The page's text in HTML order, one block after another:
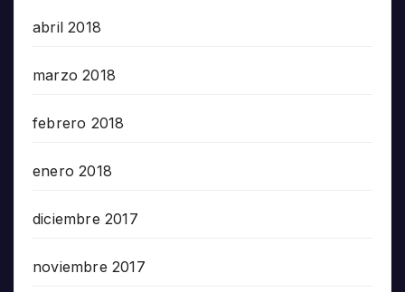
abril 2018
marzo 2018
febrero 2018
enero 2018
diciembre 2017
noviembre 2017